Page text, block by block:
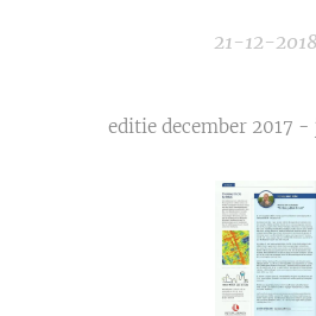
21-12-2018
editie december 2017